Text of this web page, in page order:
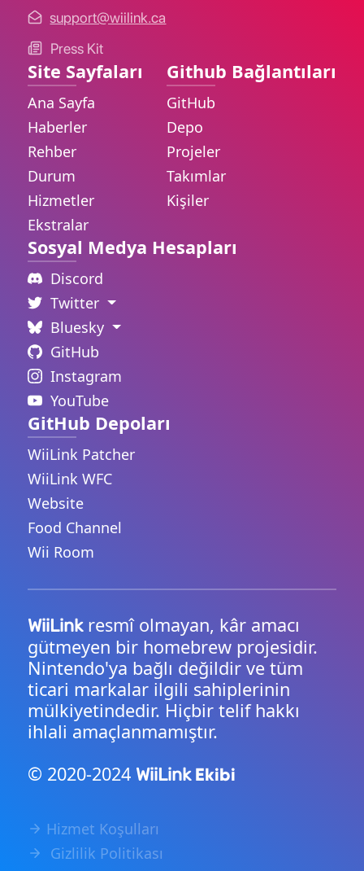
support@wiilink.ca
Press Kit
Site Sayfaları
Ana Sayfa
Haberler
Rehber
Durum
Hizmetler
Ekstralar
Github Bağlantıları
GitHub
Depo
Projeler
Takımlar
Kişiler
Sosyal Medya Hesapları
Discord
Twitter
Bluesky
GitHub
Instagram
YouTube
GitHub Depoları
WiiLink Patcher
WiiLink WFC
Website
Food Channel
Wii Room
WiiLinkresmî olmayan, kâr amacı
gütmeyen bir homebrew projesidir.
Nintendo'ya bağlı değildir ve tüm
ticari markalar ilgili sahiplerinin
mülkiyetindedir. Hiçbir telif hakkı
ihlali amaçlanmamıştır.
© 2020-2024 WiiLinkEkibi
Hizmet Koşulları
Gizlilik Politikası